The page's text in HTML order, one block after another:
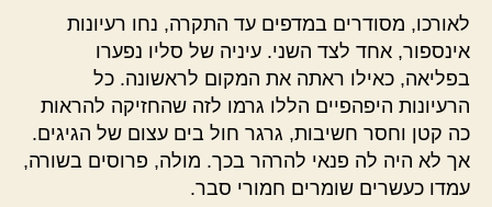
לאורכו, מסודרים במדפים עד התקרה, נחו רעיונות
אינספור, אחד לצד השני. עיניה של סליו נפערו
בפליאה, כאילו ראתה את המקום לראשונה. כל
הרעיונות היפהפיים הללו גרמו לזה שהחזיקה להראות
כה קטן וחסר חשיבות, גרגר חול בים עצום של הגיגים.
אך לא היה לה פנאי להרהר בכך. מולה, פרוסים בשורה,
עמדו כעשרים שומרים חמורי סבר.